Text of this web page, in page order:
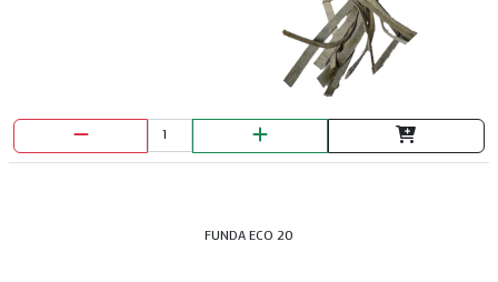
FUNDA ECO 20